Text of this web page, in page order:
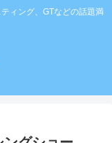
ィング、GTなどの話題満